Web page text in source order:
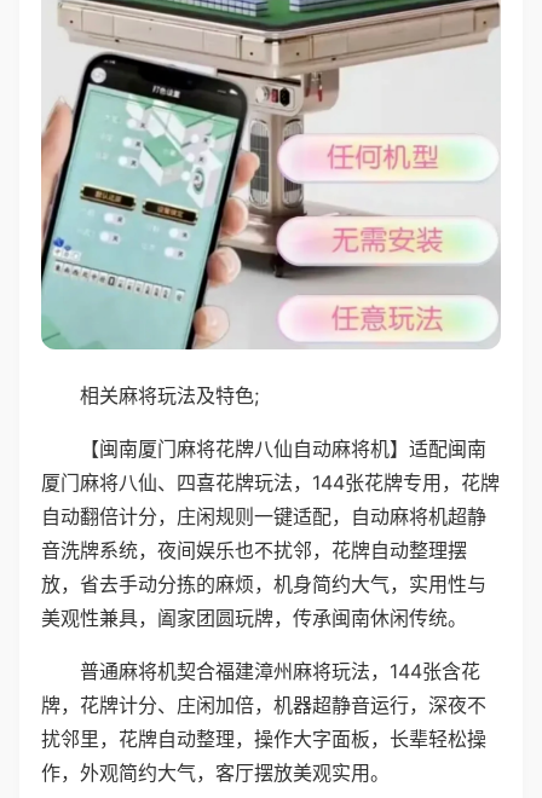
相关麻将玩法及特色;
【闽南厦门麻将花牌八仙自动麻将机】适配闽南
厦门麻将八仙、四喜花牌玩法，144张花牌专用，花牌
自动翻倍计分，庄闲规则一键适配，自动麻将机超静
音洗牌系统，夜间娱乐也不扰邻，花牌自动整理摆
放，省去手动分拣的麻烦，机身简约大气，实用性与
美观性兼具，阖家团圆玩牌，传承闽南休闲传统。
普通麻将机契合福建漳州麻将玩法，144张含花
牌，花牌计分、庄闲加倍，机器超静音运行，深夜不
扰邻里，花牌自动整理，操作大字面板，长辈轻松操
作，外观简约大气，客厅摆放美观实用。